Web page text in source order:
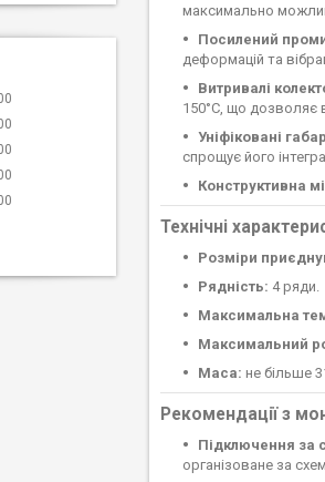
максимально
Посилений
деформацій та
Витривалі
150°C, що дозволяє
Уніфіковані
спрощує його
Конструктивна
Технічні
Розміри
Рядність: 4 ряди.
Максимальна
Максимальний
Маса: не більше
Рекомендації з
Підключення за
організоване за